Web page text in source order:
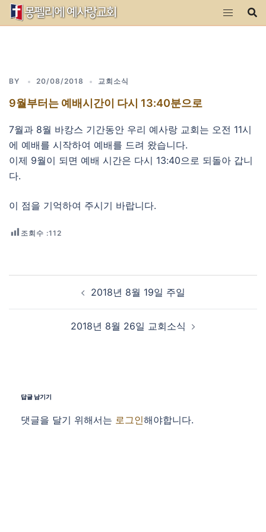
Skip
BY 20/08/2018 교회소식
9월부터는 예배시간이 다시 13:40분으로
7월과 8월 바캉스 기간동안 우리 예사랑 교회는 오전 11시
에 예배를 시작하여 예배를 드려 왔습니다.
이제 9월이 되면 예배 시간은 다시 13:40으로 되돌아 갑니
다.
이 점을 기억하여 주시기 바랍니다.
조회수 :112
Post navigation
2018년 8월 19일 주일
2018년 8월 26일 교회소식
답글 남기기
댓글을 달기 위해서는 로그인해야합니다.